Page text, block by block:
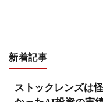
新着記事
ストックレンズは